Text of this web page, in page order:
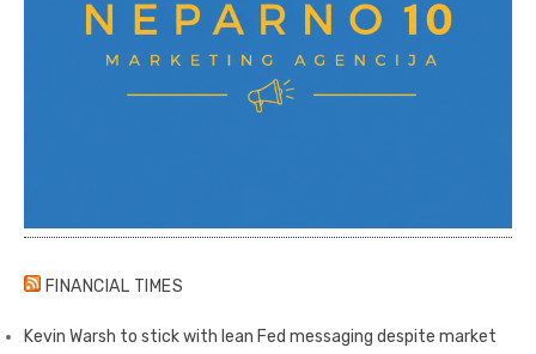
FINANCIAL TIMES
Kevin Warsh to stick with lean Fed messaging despite market